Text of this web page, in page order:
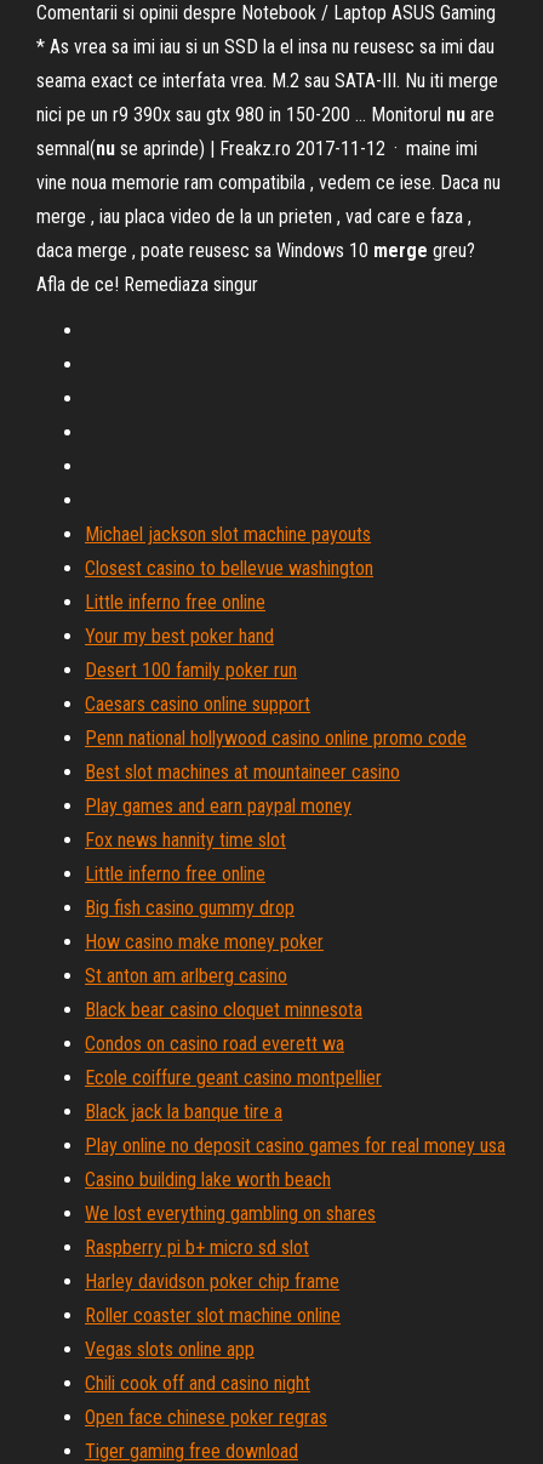
Comentarii si opinii despre Notebook / Laptop ASUS Gaming
* As vrea sa imi iau si un SSD la el insa nu reusesc sa imi dau
seama exact ce interfata vrea. M.2 sau SATA-III. Nu iti merge
nici pe un r9 390x sau gtx 980 in 150-200 ... Monitorul nu are
semnal(nu se aprinde) | Freakz.ro 2017-11-12 · maine imi
vine noua memorie ram compatibila , vedem ce iese. Daca nu
merge , iau placa video de la un prieten , vad care e faza ,
daca merge , poate reusesc sa Windows 10 merge greu?
Afla de ce! Remediaza singur
Michael jackson slot machine payouts
Closest casino to bellevue washington
Little inferno free online
Your my best poker hand
Desert 100 family poker run
Caesars casino online support
Penn national hollywood casino online promo code
Best slot machines at mountaineer casino
Play games and earn paypal money
Fox news hannity time slot
Little inferno free online
Big fish casino gummy drop
How casino make money poker
St anton am arlberg casino
Black bear casino cloquet minnesota
Condos on casino road everett wa
Ecole coiffure geant casino montpellier
Black jack la banque tire a
Play online no deposit casino games for real money usa
Casino building lake worth beach
We lost everything gambling on shares
Raspberry pi b+ micro sd slot
Harley davidson poker chip frame
Roller coaster slot machine online
Vegas slots online app
Chili cook off and casino night
Open face chinese poker regras
Tiger gaming free download